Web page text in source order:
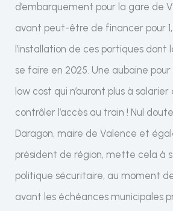
d’embarquement pour la gare de
avant peut-être de financer pour
l’installation de ces portiques dont
se faire en 2025. Une aubaine
low cost qui n’auront plus à
contrôler l’accès au train ! Nul
Daragon, maire de Valence et
président de région, mette cela à
politique sécuritaire, au moment
avant les échéances municipales